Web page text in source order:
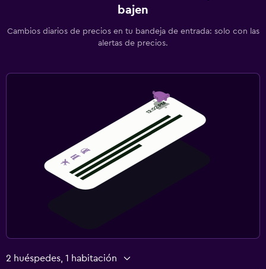
bajen
Cambios diarios de precios en tu bandeja de entrada: solo con las
alertas de precios.
2 huéspedes, 1 habitación